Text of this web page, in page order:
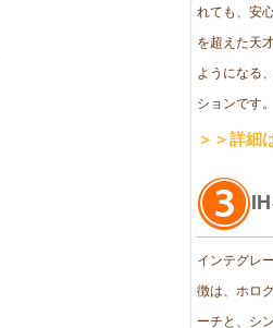
れても、安
を超えた天
ようになる
ションです。
＞＞詳細
インテグレ
徴は、ホロ
ーチと、シ